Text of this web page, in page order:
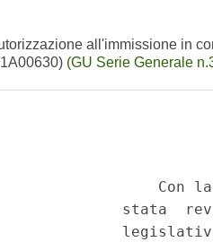
all'immissione in
(GU Serie Generale